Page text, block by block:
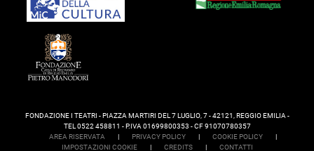
FONDAZIONE I TEATRI - PIAZZA MARTIRI DEL 7 LUGLIO, 7 - 42121, REGGIO EMILIA -
TEL 0522 458811 - P.IVA 01699800353 - CF 91070780357
AREA RISERVATA
| PRIVACY POLICY | COOKIE POLICY
|
IMPOSTAZIONI COOKIE
| CREDITS | CONTATTI